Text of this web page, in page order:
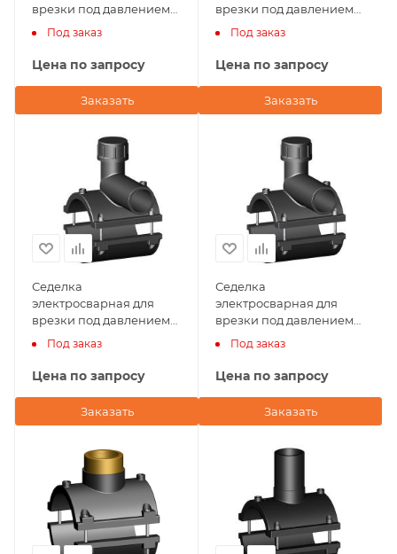
врезки под давлением
125х40 NTG Plastik
(Турция)
Под заказ
Цена по запросу
Заказать
врезки под давлением
125х32 NTG Plastik
(Турция)
Под заказ
Цена по запросу
Заказать
Седелка
электросварная для
врезки под давлением
125х25 NTG Plastik
(Турция)
Под заказ
Цена по запросу
Заказать
Седелка
электросварная для
врезки под давлением
125х20 NTG Plastik
(Турция)
Под заказ
Цена по запросу
Заказать